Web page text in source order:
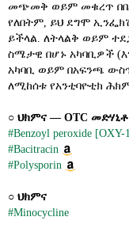
መጭመቅ ወይም መቁረጥ
የለበትም, ይህ ደግሞ
ይችላል. ለትላልቅ ወይም
ስሜታዊ በሆኑ አካባቢዎች
አካባቢ ወይም በአፍንጫ
ለሚከሰቱ የአንቲባዮቲክ
○ ህክምና ― OTC
#Benzoyl peroxide [OXY-
#Bacitracin
#Polysporin
○ ህክምና
#Minocycline